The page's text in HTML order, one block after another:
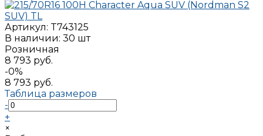
Артикул: T743125
В наличии: 30 шт
Розничная
8 793 руб.
-0%
8 793 руб.
Таблица размеров
-
+
×